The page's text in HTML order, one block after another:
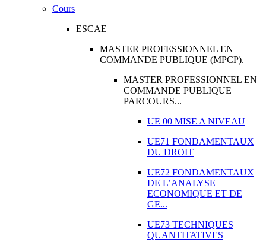
Cours
ESCAE
MASTER PROFESSIONNEL EN
COMMANDE PUBLIQUE (MPCP).
MASTER PROFESSIONNEL EN
COMMANDE PUBLIQUE
PARCOURS...
UE 00 MISE A NIVEAU
UE71 FONDAMENTAUX
DU DROIT
UE72 FONDAMENTAUX
DE L’ANALYSE
ECONOMIQUE ET DE
GE...
UE73 TECHNIQUES
QUANTITATIVES